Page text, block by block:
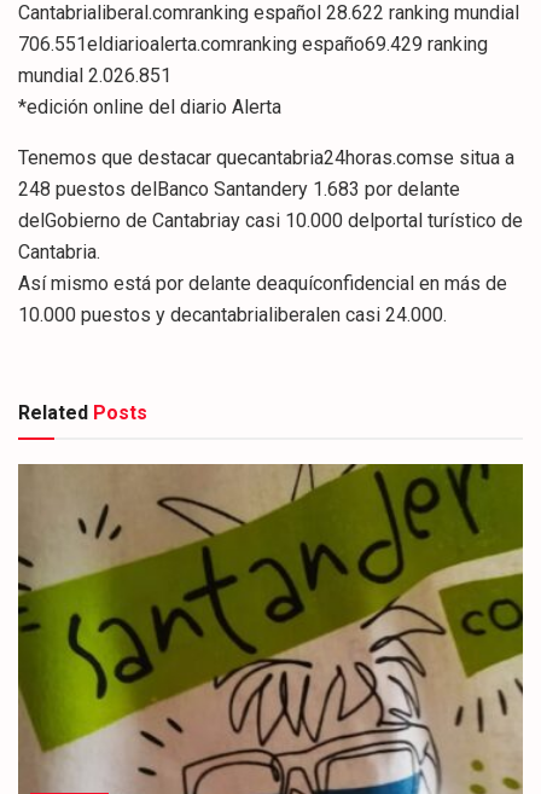
Cantabrialiberal.comranking español 28.622 ranking mundial
706.551eldiarioalerta.comranking españo69.429 ranking
mundial 2.026.851
*edición online del diario Alerta
Tenemos que destacar quecantabria24horas.comse situa a
248 puestos delBanco Santandery 1.683 por delante
delGobierno de Cantabriay casi 10.000 delportal turístico de
Cantabria.
Así mismo está por delante deaquíconfidencial en más de
10.000 puestos y decantabrialiberalen casi 24.000.
Related Posts